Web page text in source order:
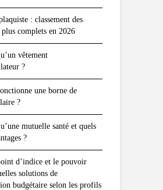
: classement des
complets en 2026
vêtement
?
une borne de
?
mutuelle santé et quels
?
d’indice et le pouvoir
solutions de
budgétaire selon les profils